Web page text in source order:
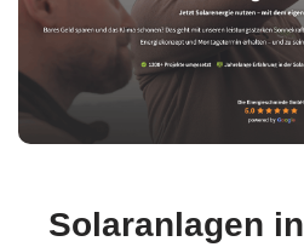
Solaranlagen in